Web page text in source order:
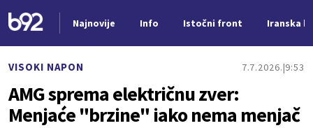
Najnovije Info Istočni front Iranska
VISOKI NAPON 7.7.2026. 9:53
AMG sprema električnu zver:
Menjaće "brzine" iako nema menjač